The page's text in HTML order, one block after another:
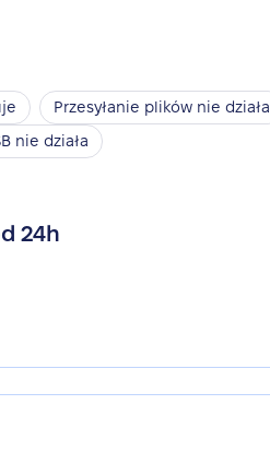
Przesyłanie plików nie działa
nie działa
24h